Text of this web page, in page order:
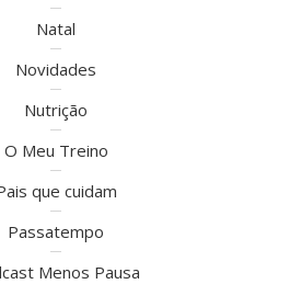
Natal
Novidades
Nutrição
O Meu Treino
que cuidam
Passatempo
Menos Pausa